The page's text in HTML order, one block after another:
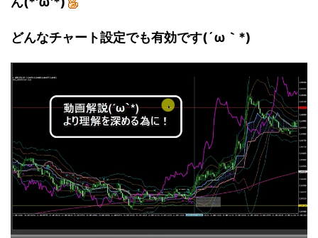
どんなチャート設定でも有効です(´ω｀*)